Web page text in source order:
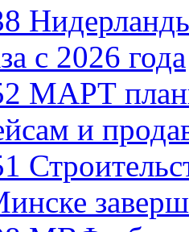
с 2026 года
МАРТ
и